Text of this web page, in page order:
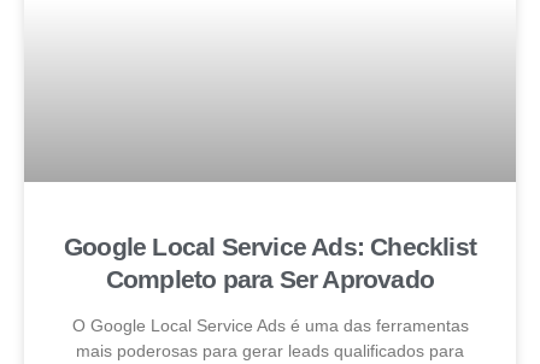
Google Local Service Ads: Checklist
Completo para Ser Aprovado
O Google Local Service Ads é uma das ferramentas
mais poderosas para gerar leads qualificados para